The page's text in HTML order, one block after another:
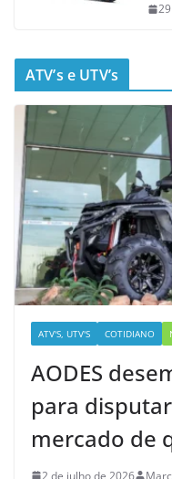
ATV’s e UTV’s
ATV'S, UTV'S COTIDIANO
AODES
para
mercado de
2 de julho de 2026